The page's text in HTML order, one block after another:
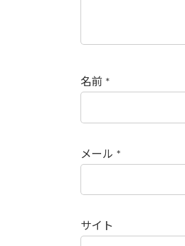
名前 *
メール *
サイト